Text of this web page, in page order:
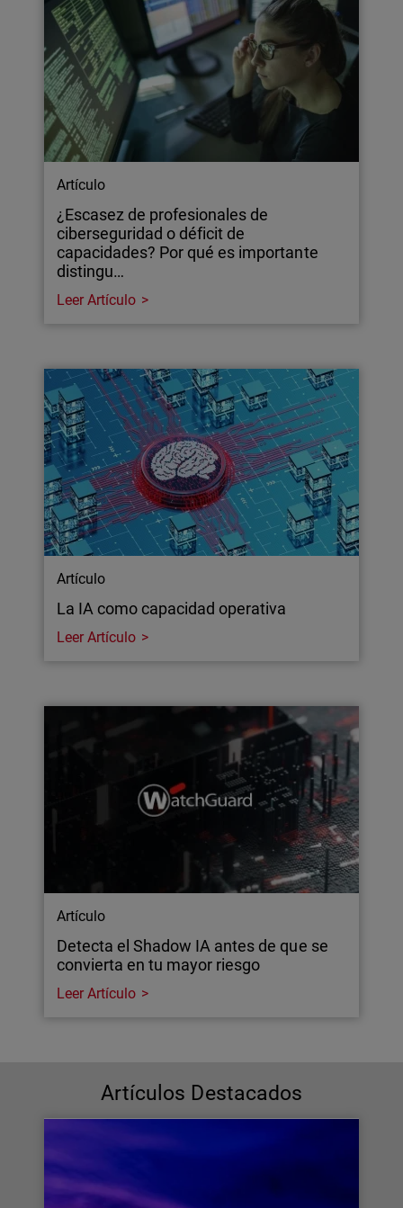
Artículo
¿Escasez de profesionales de
ciberseguridad o déficit de
capacidades? Por qué es importante
distingu…
Leer Artículo
Artículo
La IA como capacidad operativa
Leer Artículo
Artículo
Detecta el Shadow IA antes de que se
convierta en tu mayor riesgo
Leer Artículo
Artículos Destacados